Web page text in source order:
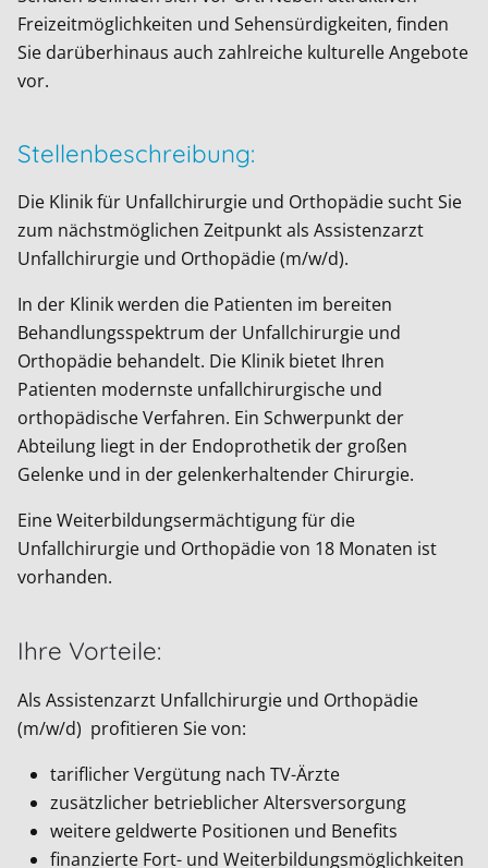
Freizeitmöglichkeiten und Sehensürdigkeiten, finden
Sie darüberhinaus auch zahlreiche kulturelle Angebote
vor.
Stellenbeschreibung:
Die Klinik für Unfallchirurgie und Orthopädie sucht Sie
zum nächstmöglichen Zeitpunkt als Assistenzarzt
Unfallchirurgie und Orthopädie (m/w/d).
In der Klinik werden die Patienten im bereiten
Behandlungsspektrum der Unfallchirurgie und
Orthopädie behandelt. Die Klinik bietet Ihren
Patienten modernste unfallchirurgische und
orthopädische Verfahren. Ein Schwerpunkt der
Abteilung liegt in der Endoprothetik der großen
Gelenke und in der gelenkerhaltender Chirurgie.
Eine Weiterbildungsermächtigung für die
Unfallchirurgie und Orthopädie von 18 Monaten ist
vorhanden.
Ihre Vorteile:
Als Assistenzarzt Unfallchirurgie und Orthopädie
(m/w/d) profitieren Sie von:
tariflicher Vergütung nach TV-Ärzte
zusätzlicher betrieblicher Altersversorgung
weitere geldwerte Positionen und Benefits
finanzierte Fort- und Weiterbildungsmöglichkeiten